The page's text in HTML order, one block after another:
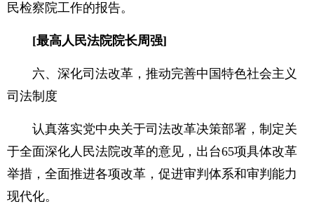
民检察院工作的报告。
[最高人民法院院长周强]
六、深化司法改革，推动完善中国特色社会主义
司法制度
认真落实党中央关于司法改革决策部署，制定关
于全面深化人民法院改革的意见，出台65项具体改革
举措，全面推进各项改革，促进审判体系和审判能力
现代化。